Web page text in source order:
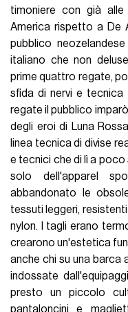
timoniere con già
America rispetto a De
pubblico
italiano che non
prime quattro regate,
sfida di nervi e tecnica
regate il pubblico
degli eroi di Luna
linea tecnica di divise
e tecnici che di lì a
solo dell'apparel
abbandonato le
tessuti leggeri,
nylon. I tagli erano
crearono un'estetica
anche chi su una barca
indossate
presto un piccolo
pantaloncini e